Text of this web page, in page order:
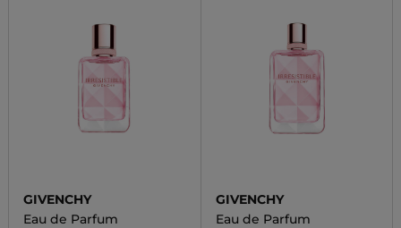
GIVENCHY
Eau de Parfum
GIVENCHY
Eau de Parfum